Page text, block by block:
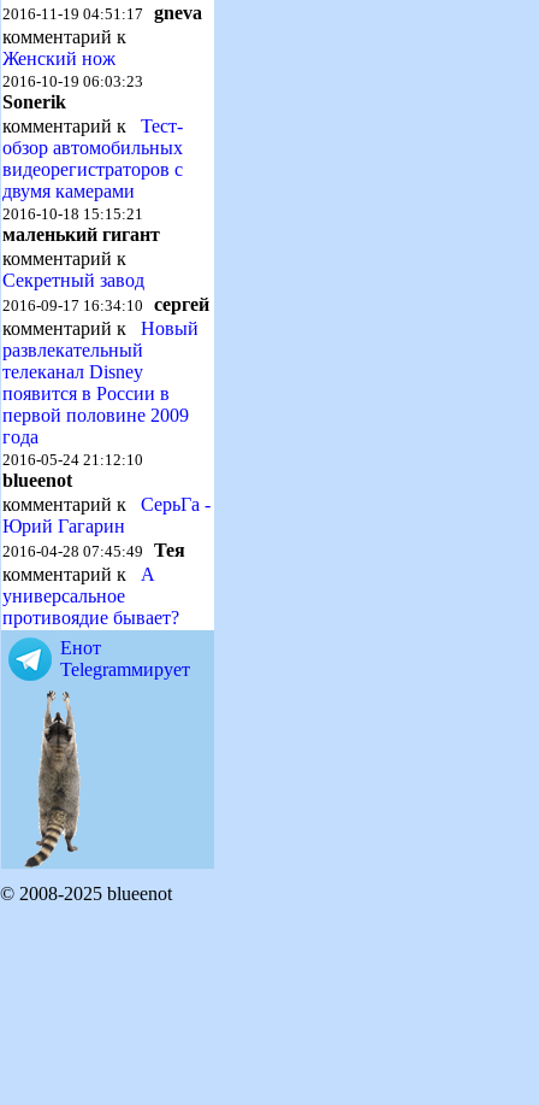
2016-11-19 04:51:17 gneva
комментарий к
Женский нож
2016-10-19 06:03:23
Sonerik
комментарий к Тест-
обзор автомобильных
видеорегистраторов с
двумя камерами
2016-10-18 15:15:21
маленький гигант
комментарий к
Секретный завод
2016-09-17 16:34:10 сергей
комментарий к Новый
развлекательный
телеканал Disney
появится в России в
первой половине 2009
года
2016-05-24 21:12:10
blueenot
комментарий к СерьГа -
Юрий Гагарин
2016-04-28 07:45:49 Тея
комментарий к А
универсальное
противоядие бывает?
Енот
Telegramмирует
© 2008-2025 blueenot